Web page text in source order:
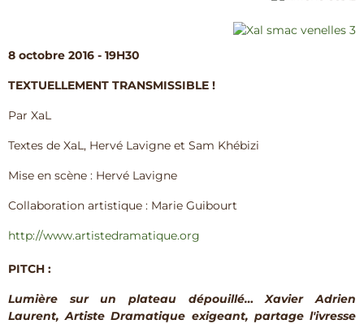
8 octobre 2016 - 19H30
TEXTUELLEMENT TRANSMISSIBLE !
Par XaL
Textes de XaL, Hervé Lavigne et Sam Khébizi
Mise en scène : Hervé Lavigne
Collaboration artistique : Marie Guibourt
http://​www.artistedramatique.org
PITCH :
Lumière sur un plateau dépouillé… Xavier Adrien
Laurent, Artiste Dramatique exigeant, partage l'ivresse